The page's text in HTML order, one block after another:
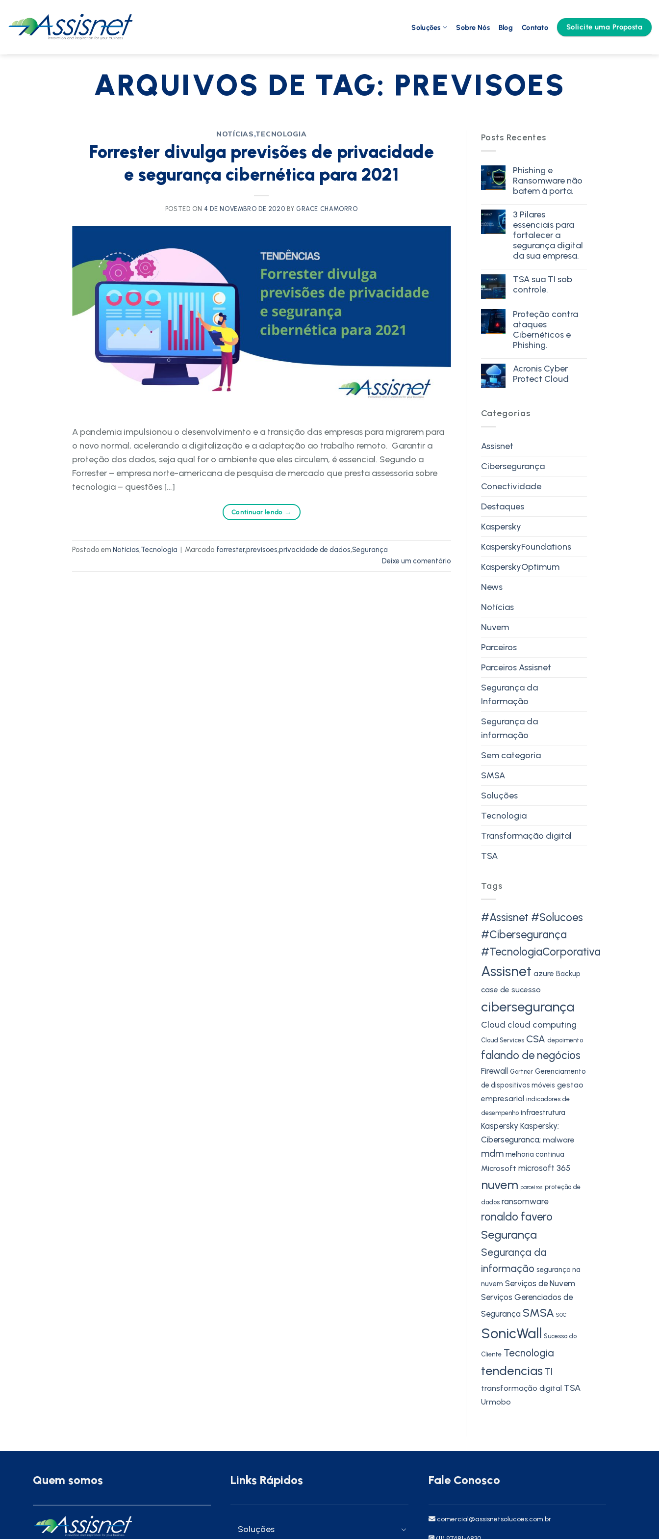
Soluções Sobre Nós Blog Contato Solicite uma Proposta
ARQUIVOS DE TAG: PREVISOES
NOTÍCIAS,TECNOLOGIA
Forrester divulga previsões de privacidade
e segurança cibernética para 2021
POSTED ON 4 DE NOVEMBRO DE 2020 BY GRACE CHAMORRO
A pandemia impulsionou o desenvolvimento e a transição das empresas para migrarem para
o novo normal, acelerando a digitalização e a adaptação ao trabalho remoto. Garantir a
proteção dos dados, seja qual for o ambiente que eles circulem, é essencial. Segundo a
Forrester – empresa norte-americana de pesquisa de mercado que presta assessoria sobre
tecnologia – questões […]
Continuar lendo →
Postado em Notícias,Tecnologia | Marcado forrester,previsoes,privacidade de dados,Segurança
Deixe um comentário
Posts Recentes
Phishing e
Ransomware não
batem à porta.
3 Pilares
essenciais para
fortalecer a
segurança digital
da sua empresa.
TSA sua TI sob
controle.
Proteção contra
ataques
Cibernéticos e
Phishing.
Acronis Cyber
Protect Cloud
Categorias
Assisnet
Cibersegurança
Conectividade
Destaques
Kaspersky
KasperskyFoundations
KasperskyOptimum
News
Notícias
Nuvem
Parceiros
Parceiros Assisnet
Segurança da
Informação
Segurança da
informação
Sem categoria
SMSA
Soluções
Tecnologia
Transformação digital
TSA
Tags
#Assisnet #Solucoes
#Cibersegurança
#TecnologiaCorporativa
Assisnet azure Backup
case de sucesso
cibersegurança
Cloud cloud computing
Cloud Services CSA depoimento
falando de negócios
Firewall Gartner Gerenciamento
de dispositivos móveis gestao
empresarial indicadores de
desempenho infraestrutura
Kaspersky Kaspersky;
Ciberseguranca; malware
mdm melhoria continua
Microsoft microsoft 365
nuvem parceiros proteção de
dados ransomware
ronaldo favero
Segurança
Segurança da
informação segurança na
nuvem Serviços de Nuvem
Serviços Gerenciados de
Segurança SMSA SOC
SonicWall Sucesso do
Cliente Tecnologia
tendencias TI
transformação digital TSA
Urmobo
Quem somos Links Rápidos
Soluções
Fale Conosco
comercial@assisnetsolucoes.com.br